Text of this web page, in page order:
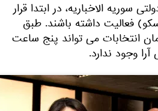
سوریه الاخباریه، در ابتدا قرار
ساعت 19:00 (به وقت مسکو) فعالیت داشته باشند. طبق
انتخابات می تواند پنج ساعت
وجود ندارد.